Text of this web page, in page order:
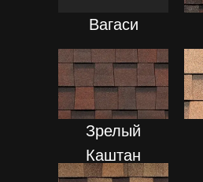
Зрелый
Каштан
Вагаси
ПОДРОБНЕЕ